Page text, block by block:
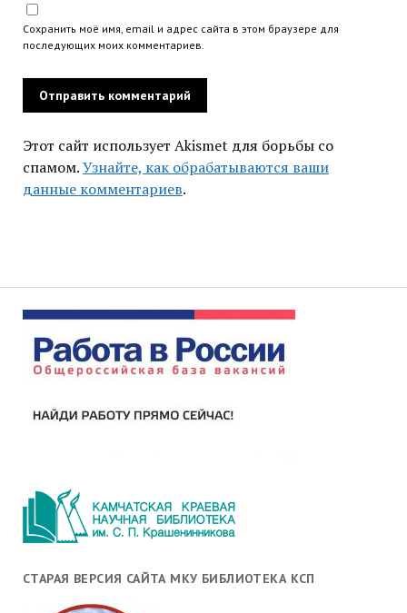
СТАРАЯ ВЕРСИЯ САЙТА МКУ БИБЛИОТЕКА КСП
Сохранить моё имя, email и адрес сайта в этом браузере для
последующих моих комментариев.
Этот сайт использует Akismet для борьбы со
спамом.Узнайте, как обрабатываются ваши
данные комментариев.